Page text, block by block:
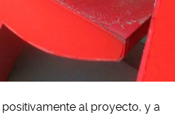
al proyecto, y a